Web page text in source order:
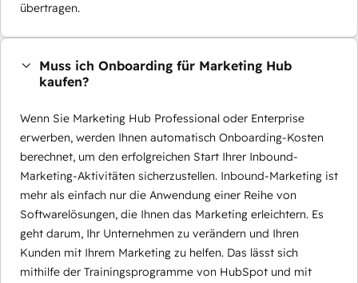
übertragen.
Muss ich Onboarding für Marketing Hub
kaufen?
Wenn Sie Marketing Hub Professional oder Enterprise
erwerben, werden Ihnen automatisch Onboarding-Kosten
berechnet, um den erfolgreichen Start Ihrer Inbound-
Marketing-Aktivitäten sicherzustellen. Inbound-Marketing ist
mehr als einfach nur die Anwendung einer Reihe von
Softwarelösungen, die Ihnen das Marketing erleichtern. Es
geht darum, Ihr Unternehmen zu verändern und Ihren
Kunden mit Ihrem Marketing zu helfen. Das lässt sich
mithilfe der Trainingsprogramme von HubSpot und mit